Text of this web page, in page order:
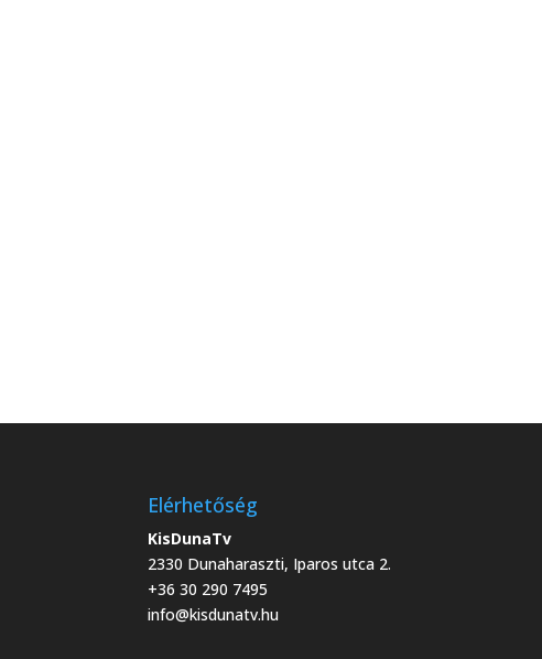
Elérhetőség
KisDunaTv
2330 Dunaharaszti, Iparos utca 2.
+36 30 290 7495
info@kisdunatv.hu